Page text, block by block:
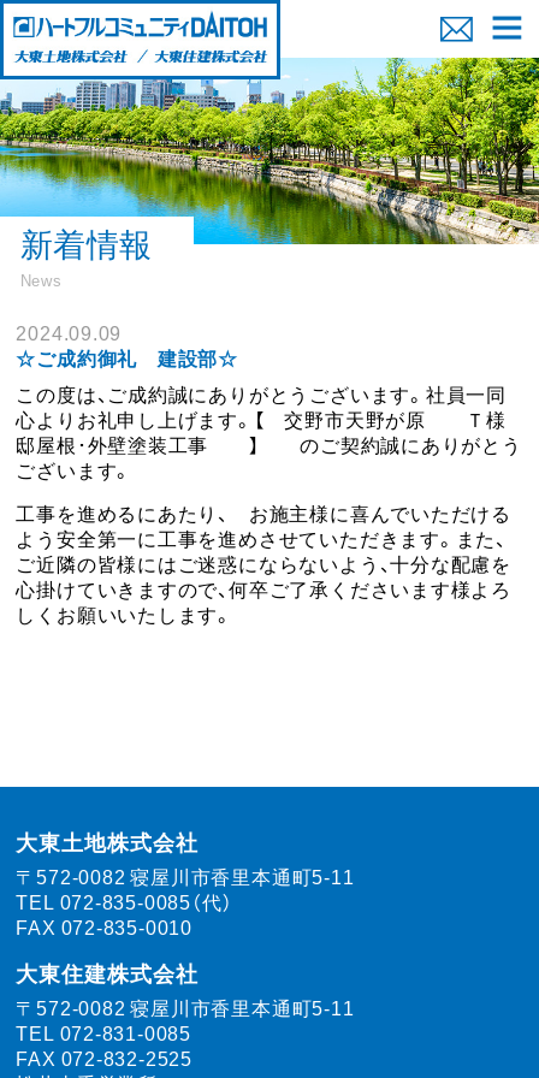
新着情報
News
2024.09.09
☆ご成約御礼 建設部☆
この度は、ご成約誠にありがとうございます。社員一同
心よりお礼申し上げます。【 交野市天野が原 Ｔ様
邸屋根･外壁塗装工事 】 のご契約誠にありがとう
ございます。
工事を進めるにあたり、 お施主様に喜んでいただける
よう安全第一に工事を進めさせていただきます。また、
ご近隣の皆様にはご迷惑にならないよう、十分な配慮を
心掛けていきますので、何卒ご了承くださいます様よろ
しくお願いいたします。
大東土地株式会社
〒572-0082寝屋川市香里本通町5-11
TEL 072-835-0085（代）
FAX 072-835-0010
大東住建株式会社
〒572-0082寝屋川市香里本通町5-11
TEL 072-831-0085
FAX 072-832-2525